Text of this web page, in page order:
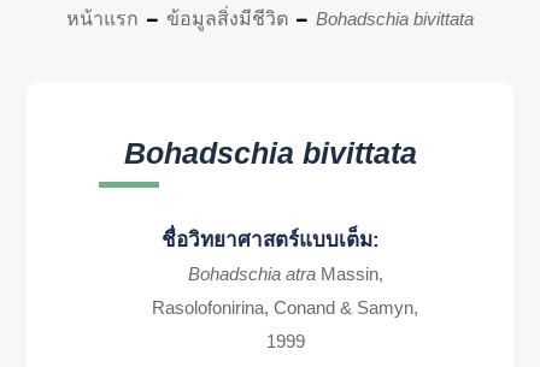
หน้าแรก ข้อมูลสิ่งมีชีวิต Bohadschia bivittata
Bohadschia bivittata
ชื่อวิทยาศาสตร์แบบเต็ม:
Bohadschia atra Massin,
Rasolofonirina, Conand & Samyn,
1999